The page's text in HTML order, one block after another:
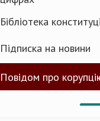
Бібліотека
Підписка на новини
Повідом про